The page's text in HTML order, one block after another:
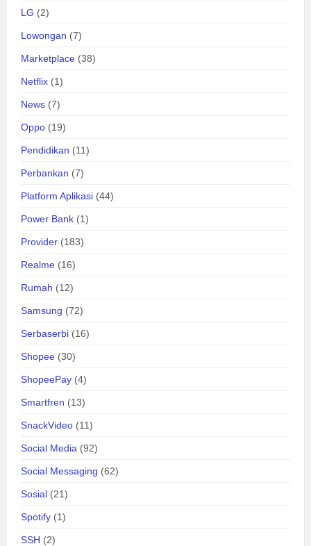
LG (2)
Lowongan (7)
Marketplace (38)
Netflix (1)
News (7)
Oppo (19)
Pendidikan (11)
Perbankan (7)
Platform Aplikasi (44)
Power Bank (1)
Provider (183)
Realme (16)
Rumah (12)
Samsung (72)
Serbaserbi (16)
Shopee (30)
ShopeePay (4)
Smartfren (13)
SnackVideo (11)
Social Media (92)
Social Messaging (62)
Sosial (21)
Spotify (1)
SSH (2)